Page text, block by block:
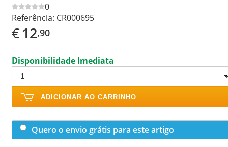
0
Referência: CR000695
€12,90
Disponibilidade Imediata
ADICIONAR AO CARRINHO
Quero o envio grátis para este artigo